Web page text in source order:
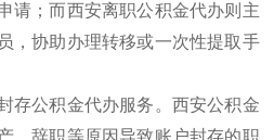
请；而西安离职公积金代办则主
，协助办理转移或一次性提取手
存公积金代办服务。西安公积金